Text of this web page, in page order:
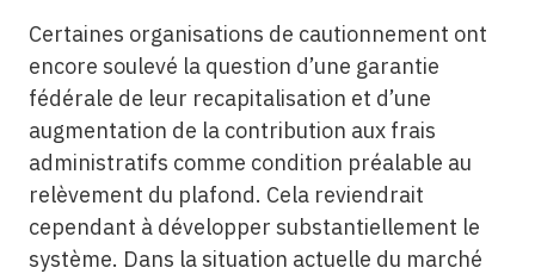
Certaines organisations de cautionnement ont
encore soulevé la question d’une garantie
fédérale de leur recapitalisation et d’une
augmentation de la contribution aux frais
administratifs comme condition préalable au
relèvement du plafond. Cela reviendrait
cependant à développer substantiellement le
système. Dans la situation actuelle du marché